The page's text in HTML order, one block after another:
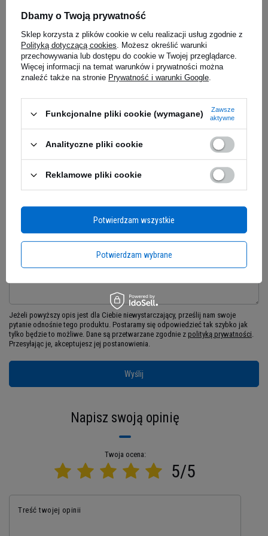
funkcjonowania całego ciała kwasy
tłuszczowe.Aby zapewnić organizmowi dawkę
zdrowych tłuszczów, sięgnij po suplement diety
Extra Omega+ w kapsułkach. Preparat zawiera
porcję dawkędokładnie przetestowanego,
skoncentrowanego oleju z ryb Południowego
Pacyfiku. Kwasy omega-3 świetniewzmacniają
odporność i neutralizują wolne rodniki,
działając ochronnie na cały organizm. Extra
Omega+ to niezbędny dodatek bilansujący dietę,
zwłaszcza dla osób, które jedzą mało ryb
W omega-3 jest zdrowie i siła
wysoka koncentracja kwasów omega-3
gwarantuje maksimum korzyści zdrowotnych.
Kwasy DHA szczególnie dobrze wpływają na
pracę mózgu i zdolności kognitywne,
uczenie się i zapamiętywanie. Działają też
ochronnie na wzrok orazwspomagają
utrzymywanie równowagi emocjonalnej.
7 NUTRITION Natural Vitamin C -
60vcaps
Kup teraz -wysyłka jutro
29,99
Kup teraz -
Zapytaj o produkt
E-mail
Pytanie
Jeżeli powyższy opis jest dla Ciebie niewystarczający, prześlij nam swoje
pytanie odnośnie tego produktu. Postaramy się odpowiedzieć tak szybko jak
tylko będzie to możliwe. Dane są przetwarzane zgodnie z polityką prywatności
Przesyłając je, akceptujesz jej postanowienia.
Wyślij
Napisz swoją opinię
Twoja ocena:
5/5
Treść twojej opinii
Dbamy o Twoją prywatność
Sklep korzysta z plików cookie w celu realizacji usług zgodnie z
Polityką dotyczącą cookies. Możesz określić warunki
przechowywania lub dostępu do cookie w Twojej przeglądarce.
Więcej informacji na temat warunków i prywatności można
znaleźć także na stronie Prywatność i warunki Google.
Funkcjonalne pliki cookie (wymagane)
Zawsze
aktywne
Analityczne pliki cookie
Reklamowe pliki cookie
Potwierdzam wybrane
Potwierdzam wszystkie